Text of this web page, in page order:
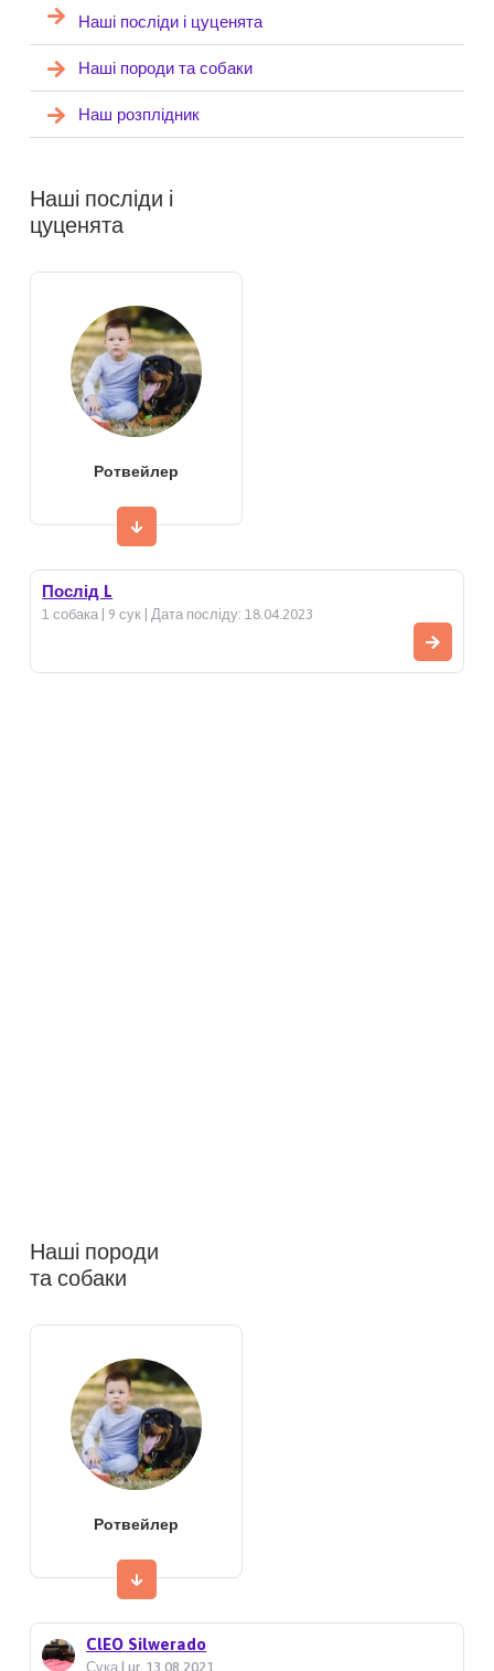
Наші посліди і цуценята
Наші породи та собаки
Наш розплідник
Наші посліди і
цуценята
Ротвейлер
Послід L
1 собака | 9 сук | Дата посліду: 18.04.2023
Наші породи
та собаки
Ротвейлер
ClEO Silwerado
Сука | ur. 13.08.2021